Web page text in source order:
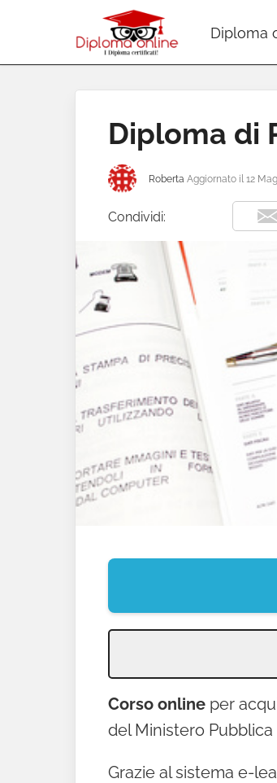
Diploma
Diploma di
Roberta Aggiornato il 12
Condividi:
Corso online per
del Ministero Pubblica
Grazie al sistema e-